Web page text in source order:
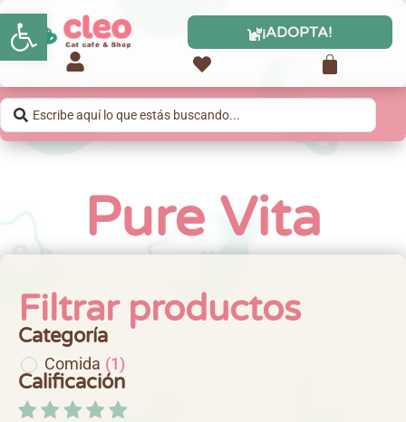
Abrir barra de herramientas ¡ADOPTA!
Pure Vita
Filtrar productos
Categoría
Comida (1)
Calificación